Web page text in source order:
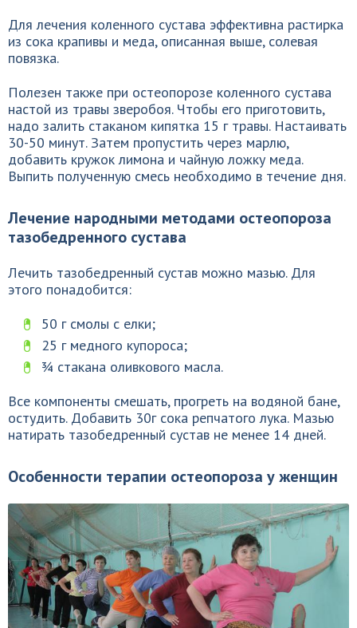
Для лечения коленного сустава эффективна растирка
из сока крапивы и меда, описанная выше, солевая
повязка.
Полезен также при остеопорозе коленного сустава
настой из травы зверобоя. Чтобы его приготовить,
надо залить стаканом кипятка 15 г травы. Настаивать
30-50 минут. Затем пропустить через марлю,
добавить кружок лимона и чайную ложку меда.
Выпить полученную смесь необходимо в течение дня.
Лечение народными методами остеопороза
тазобедренного сустава
Лечить тазобедренный сустав можно мазью. Для
этого понадобится:
50 г смолы с елки;
25 г медного купороса;
¾ стакана оливкового масла.
Все компоненты смешать, прогреть на водяной бане,
остудить. Добавить 30г сока репчатого лука. Мазью
натирать тазобедренный сустав не менее 14 дней.
Особенности терапии остеопороза у женщин